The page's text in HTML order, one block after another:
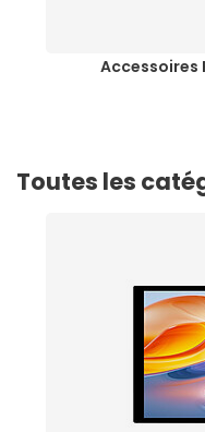
Accessoires
Toutes les